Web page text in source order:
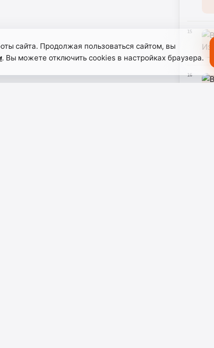
15
16
сайта. Продолжая пользоваться сайтом, вы
. Вы можете отключить cookies в настройках браузера.